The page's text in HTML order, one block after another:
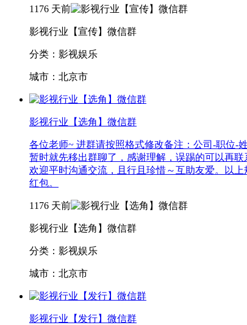
1176 天前
影视行业【宣传】微信群
分类：影视娱乐
城市：北京市
影视行业【选角】微信群
各位老师~ 进群请按照格式修改备注：公司-职位-
暂时就先移出群聊了，感谢理解，误踢的可以再
欢迎平时沟通交流，且行且珍惜～互助友爱。以
红包。
1176 天前
影视行业【选角】微信群
分类：影视娱乐
城市：北京市
影视行业【发行】微信群